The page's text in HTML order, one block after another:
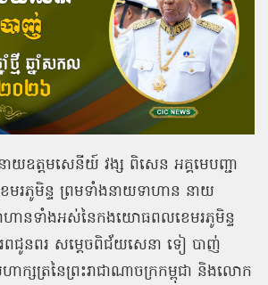
ាយឧត្ដមសេនីយ៍ វង្ស ពិសេន អគ្គមេបញ្ជា
រភូមិន្ទ ព្រមទាំងនាយទាហាន នាយ
ានទាំងអស់នៃកងយោធពលខេមរភូមិន្ទ
ពជូនពរ សម្ដេចពិជ័យសេនា ទៀ បាញ់
ហាក្សត្រនៃព្រះរាជាណាចក្រកម្ពុជា និងលោក